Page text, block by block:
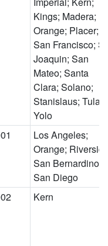
Kings; Madera;
Orange; Placer;
San Francisco;
Joaquin; San
Mateo; Santa
Clara; Solano;
Stanislaus;
Yolo
Los Angeles;
Orange;
San Bernardino;
San Diego
Kern